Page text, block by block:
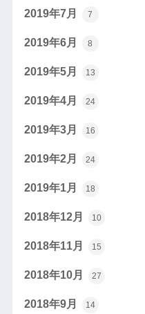
2019年7月 7
2019年6月 8
2019年5月 13
2019年4月 24
2019年3月 16
2019年2月 24
2019年1月 18
2018年12月 10
2018年11月 15
2018年10月 27
2018年9月 14